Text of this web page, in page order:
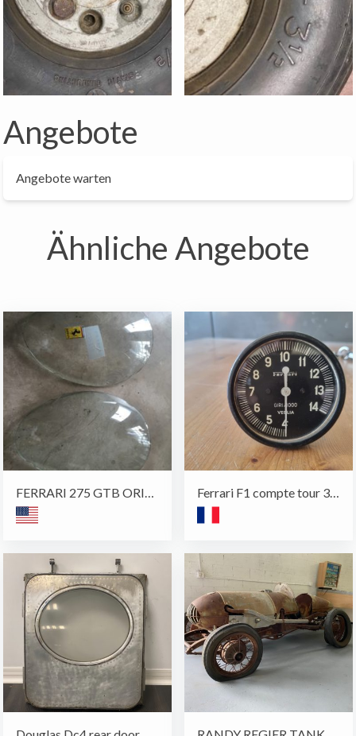
Angebote
Angebote warten
Ähnliche Angebote
FERRARI 275 GTB ORIGINAL VERRE DE PHARE Ferrari F1 compte tour 312B ?